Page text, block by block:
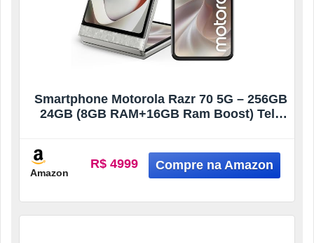
Smartphone Motorola Razr 70 5G – 256GB
24GB (8GB RAM+16GB Ram Boost) Tela
Perolado
Amazon
R$ 4999